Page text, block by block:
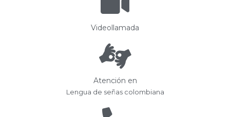
Videollamada
Atención en
Lengua de señas colombiana